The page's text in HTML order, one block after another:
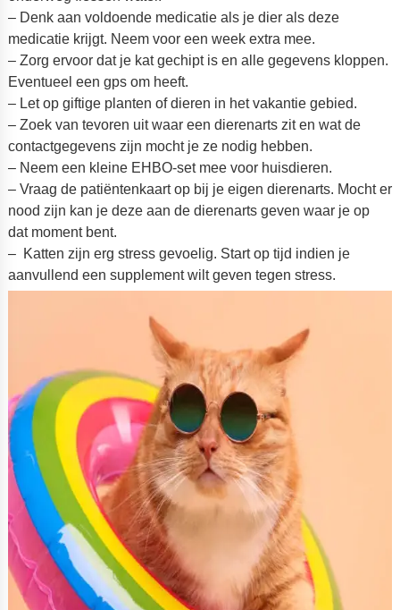
– Denk aan voldoende medicatie als je dier als deze
medicatie krijgt. Neem voor een week extra mee.
– Zorg ervoor dat je kat gechipt is en alle gegevens kloppen.
Eventueel een gps om heeft.
– Let op giftige planten of dieren in het vakantie gebied.
– Zoek van tevoren uit waar een dierenarts zit en wat de
contactgegevens zijn mocht je ze nodig hebben.
– Neem een kleine EHBO-set mee voor huisdieren.
– Vraag de patiëntenkaart op bij je eigen dierenarts. Mocht er
nood zijn kan je deze aan de dierenarts geven waar je op
dat moment bent.
– Katten zijn erg stress gevoelig. Start op tijd indien je
aanvullend een supplement wilt geven tegen stress.